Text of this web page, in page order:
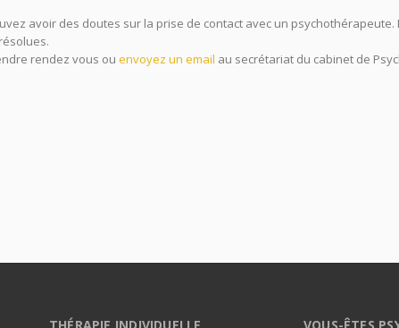
avoir des doutes sur la prise de contact avec un
rendez vous ou envoyez un email au secrétariat du cabinet de